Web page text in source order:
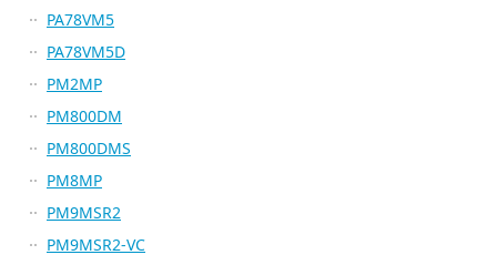
PA78VM5
PA78VM5D
PM2MP
PM800DM
PM800DMS
PM8MP
PM9MSR2
PM9MSR2-VC